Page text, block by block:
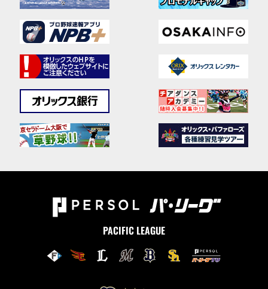
PACIFIC LEAGUE